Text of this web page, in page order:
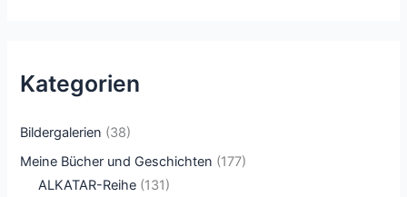
Kategorien
Bildergalerien (38)
Meine Bücher und Geschichten (177)
ALKATAR-Reihe (131)